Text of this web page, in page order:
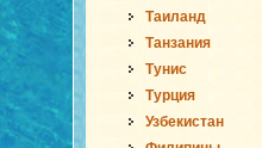
Таиланд
Танзания
Тунис
Турция
Узбекистан